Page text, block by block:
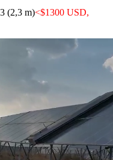
(2,3 m)<$1300 USD,